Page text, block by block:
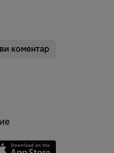
коментар